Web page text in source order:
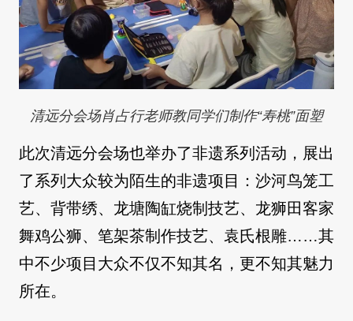
清远分会场肖占行老师教同学们制作“寿桃”面塑
此次清远分会场也举办了非遗系列活动，展出
了系列大众较为陌生的非遗项目：沙河鸟笼工
艺、背带绣、龙塘陶缸烧制技艺、龙狮田客家
舞鸡公狮、笔架茶制作技艺、袁氏根雕……其
中不少项目大众不仅不知其名，更不知其魅力
所在。